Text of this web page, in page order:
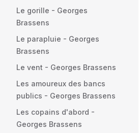
Le gorille - Georges
Brassens
Le parapluie - Georges
Brassens
Le vent - Georges Brassens
Les amoureux des bancs
publics - Georges Brassens
Les copains d'abord -
Georges Brassens